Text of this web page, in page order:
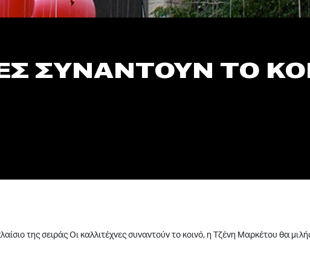
ΣΥΝΑΝΤΟΥΝ ΤΟ
της σειράς Οι καλλιτέχνες συναντούν το κοινό, η Τζένη Μαρκέτου θα